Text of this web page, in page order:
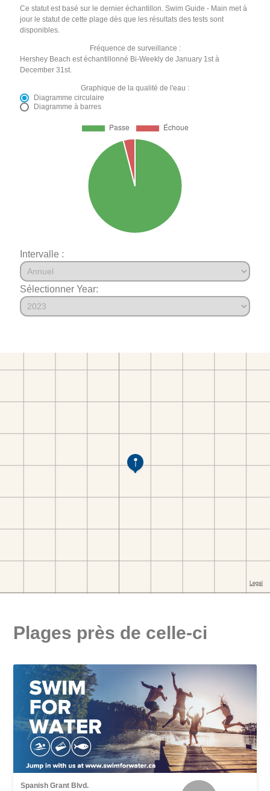
Ce statut est basé sur le dernier échantillon. Swim Guide - Main met à
jour le statut de cette plage dès que les résultats des tests sont
disponibles.
Fréquence de surveillance :
Hershey Beach est échantillonné Bi-Weekly de January 1st à
December 31st.
Graphique de la qualité de l'eau :
Diagramme circulaire
Diagramme à barres
Intervalle :
Sélectionner Year:
Plages près de celle-ci
Spanish Grant Blvd.